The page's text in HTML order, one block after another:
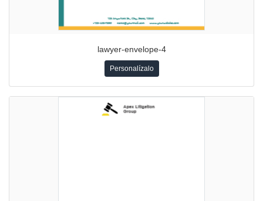
lawyer-envelope-4
Personalízalo